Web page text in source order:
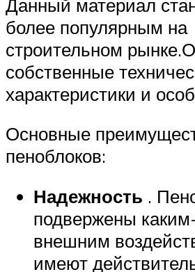
Данный материал
более популярным на
строительном
собственные
характеристики и
Основные
пеноблоков:
Надежность .
подвержены
внешним
имеют